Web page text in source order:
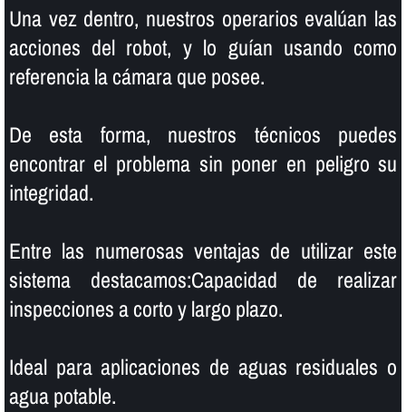
Una vez dentro, nuestros operarios evalúan las
acciones del robot, y lo guí­an usando como
referencia la cámara que posee.
De esta forma, nuestros técnicos puedes
encontrar el problema sin poner en peligro su
integridad.
Entre las numerosas ventajas de utilizar este
sistema destacamos:Capacidad de realizar
inspecciones a corto y largo plazo.
Ideal para aplicaciones de aguas residuales o
agua potable.